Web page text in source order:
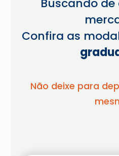
Buscando
Confira as
Não deixe para